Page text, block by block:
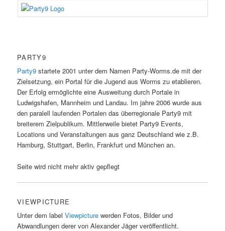
PARTY9
Party9 startete 2001 unter dem Namen Party-Worms.de mit der
Zielsetzung, ein Portal für die Jugend aus Worms zu etablieren.
Der Erfolg ermöglichte eine Ausweitung durch Portale in
Ludwigshafen, Mannheim und Landau. Im jahre 2006 wurde aus
den paralell laufenden Portalen das überregionale Party9 mit
breiterem Zielpublikum. Mittlerweile bietet Party9 Events,
Locations und Veranstaltungen aus ganz Deutschland wie z.B.
Hamburg, Stuttgart, Berlin, Frankfurt und München an.
Seite wird nicht mehr aktiv gepflegt
VIEWPICTURE
Unter dem labelViewpicture werden Fotos, Bilder und
Abwandlungen derer von Alexander Jäger veröffentlicht.